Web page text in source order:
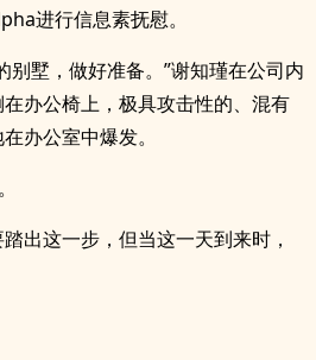
进行信息素抚慰。
别墅，做好准备。”谢知瑾在公司内
办公椅上，极具攻击性的、混有
办公室中爆发。
出这一步，但当这一天到来时，